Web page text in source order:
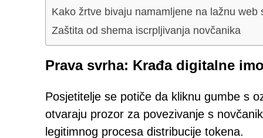
Kako žrtve bivaju namamljene na lažnu web
Zaštita od shema iscrpljivanja novčanika
Prava svrha: Krađa digitalne
Posjetitelje se potiče da kliknu gumbe s
otvaraju prozor za povezivanje s
legitimnog procesa distribucije tokena.